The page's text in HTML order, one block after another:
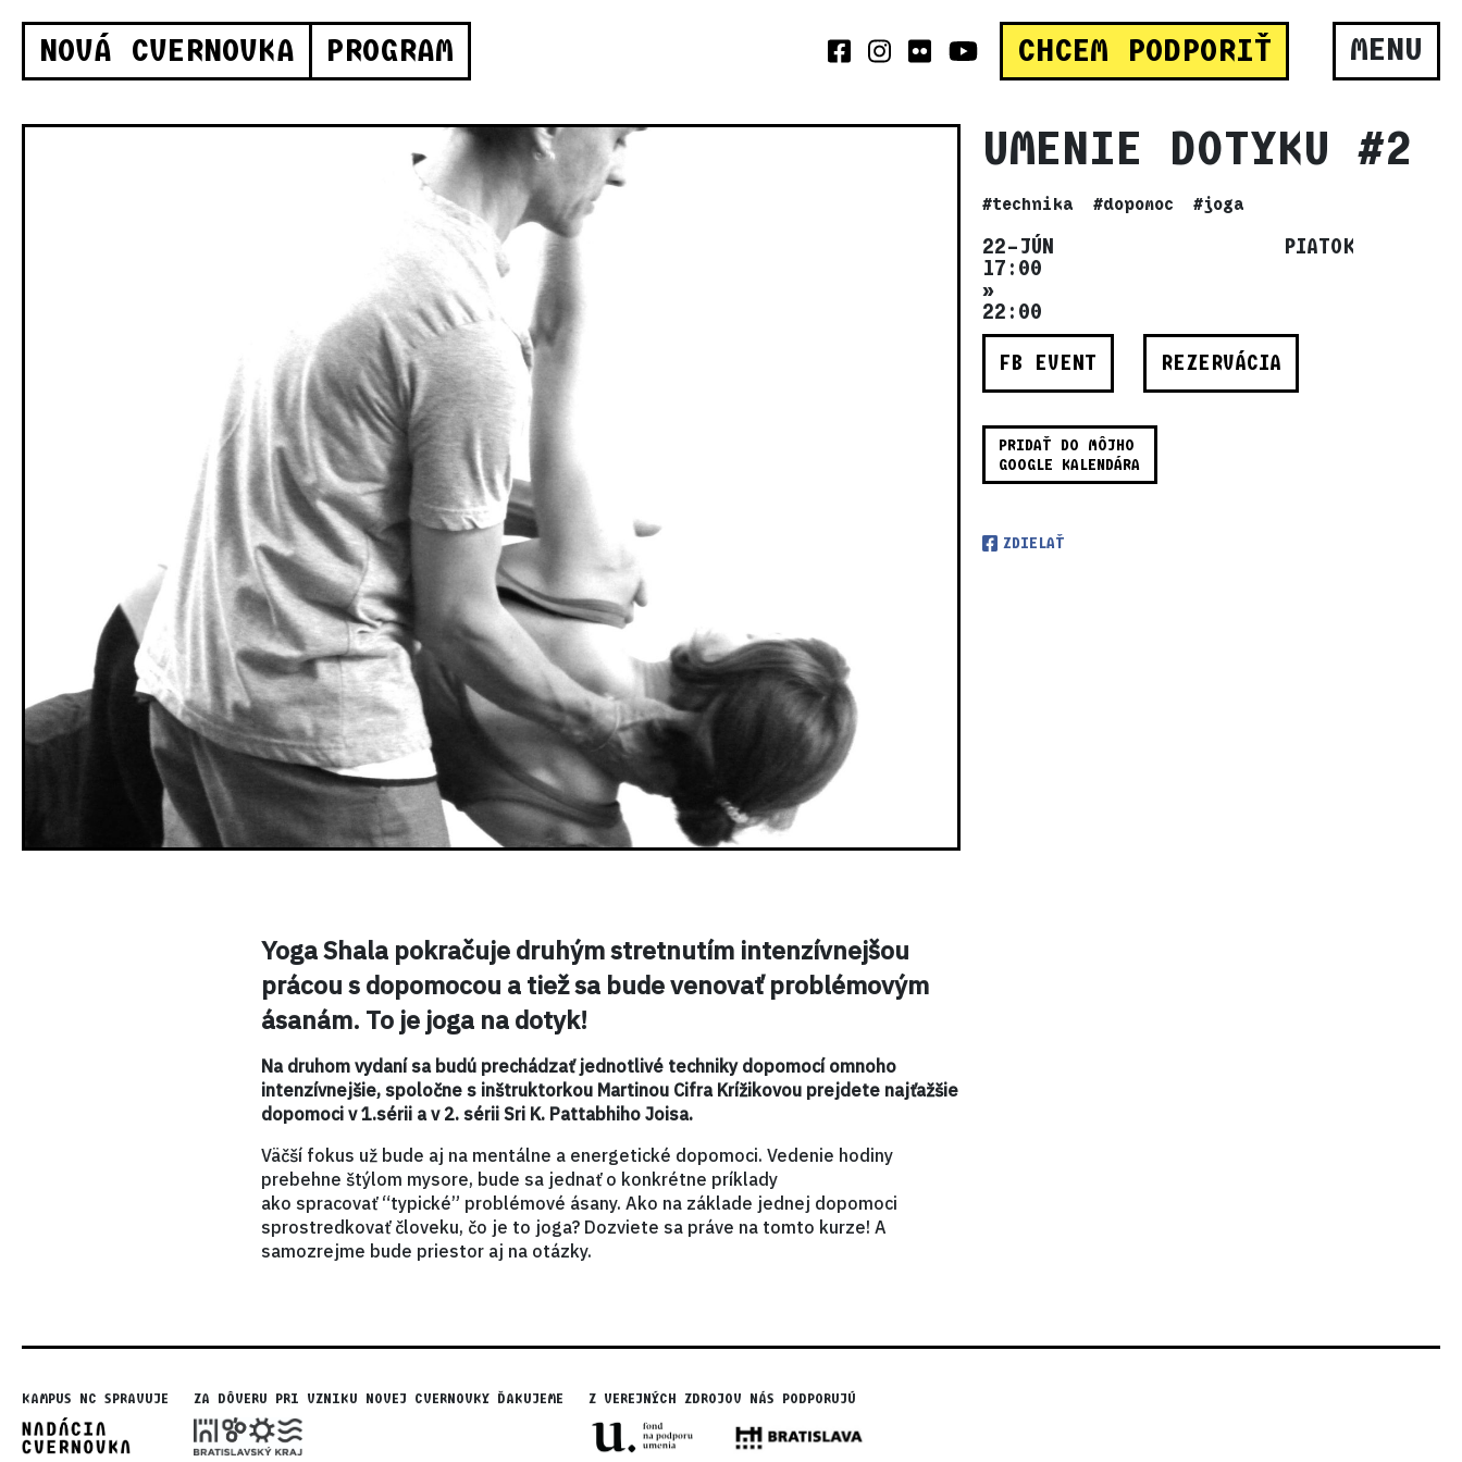
NOVÁ CVERNOVKA PROGRAM CHCEM PODPORIŤ MENU
UMENIE DOTYKU #2
#technika #dopomoc #joga
22–JÚN PIATOK
17:00
»
22:00
FB EVENT REZERVÁCIA
PRIDAŤ DO MÔJHO
GOOGLE KALENDÁRA
ZDIELAŤ
Yoga Shala pokračuje druhým stretnutím intenzívnejšou
prácou s dopomocou a tiež sa bude venovať problémovým
ásanám. To je joga na dotyk!
Na druhom vydaní sa budú prechádzať jednotlivé techniky dopomocí omnoho
intenzívnejšie, spoločne s inštruktorkou Martinou Cifra Krížikovou prejdete najťažšie
dopomoci v 1.sérii a v 2. sérii Sri K. Pattabhiho Joisa.
Väčší fokus už bude aj na mentálne a energetické dopomoci. Vedenie hodiny
prebehne štýlom mysore, bude sa jednať o konkrétne príklady
ako spracovať “typické” problémové ásany. Ako na základe jednej dopomoci
sprostredkovať človeku, čo je to joga? Dozviete sa práve na tomto kurze! A
samozrejme bude priestor aj na otázky.
KAMPUS NC SPRAVUJE ZA DÔVERU PRI VZNIKU NOVEJ CVERNOVKY ĎAKUJEME Z VEREJNÝCH ZDROJOV NÁS PODPORUJÚ